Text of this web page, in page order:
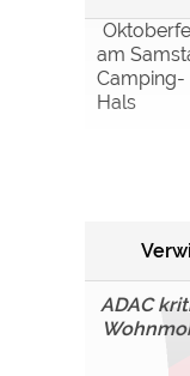
am
Camping-
Hals
ADAC